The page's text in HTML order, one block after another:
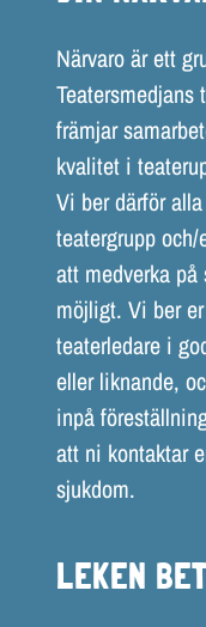
Närvaro är ett
Teatersmedjans
främjar
kvalitet i
Vi ber därför
teatergrupp
att medverka på
möjligt. Vi ber
teaterledare i
eller liknande,
inpå
att ni kontaktar
sjukdom.
LEKEN